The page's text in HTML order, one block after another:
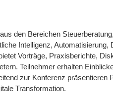
den Bereichen
Intelligenz,
Vorträge, Praxisberichte,
Teilnehmer erhalten
zur Konferenz präsentieren
Transformation.